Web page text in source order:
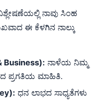
ನಾವು ಸಿಂಹ
ಈ ಕೆಳಗಿನ ನಾಲ್ಕು
Business): ನಾಳೆಯ ನಿಮ್ಮ
ಪ್ರಗತಿಯ ಮಾಹಿತಿ.
ಧನ ಲಾಭದ ಸಾಧ್ಯತೆಗಳು